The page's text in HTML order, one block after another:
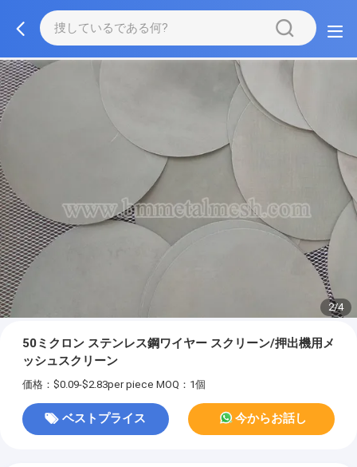
2/4
50ミクロン ステンレス鋼ワイヤー スクリーン/押出機用メ
ッシュスクリーン
価格：$0.09-$2.83per piece MOQ：1個
ベストプライス 今からお話し